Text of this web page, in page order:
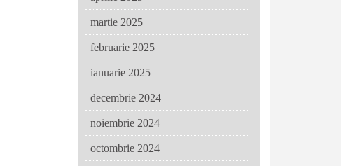
martie 2025
februarie 2025
ianuarie 2025
decembrie 2024
noiembrie 2024
octombrie 2024